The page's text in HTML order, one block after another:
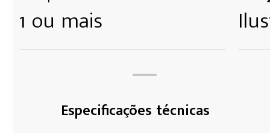
1 ou mais
Especificações técnicas